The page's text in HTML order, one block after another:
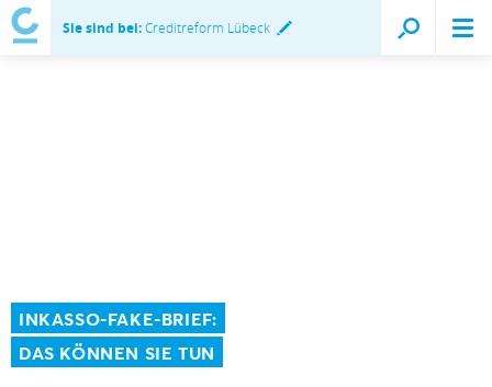
Sie sind bei:Creditreform Lübeck
INKASSO-FAKE-BRIEF:
DAS KÖNNEN SIE TUN